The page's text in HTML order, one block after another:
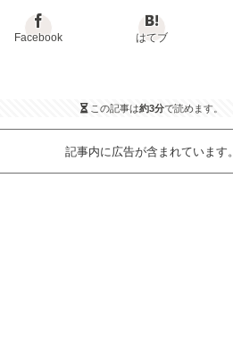
Facebook はてブ
この記事は約3分で読めます。
記事内に広告が含まれています。